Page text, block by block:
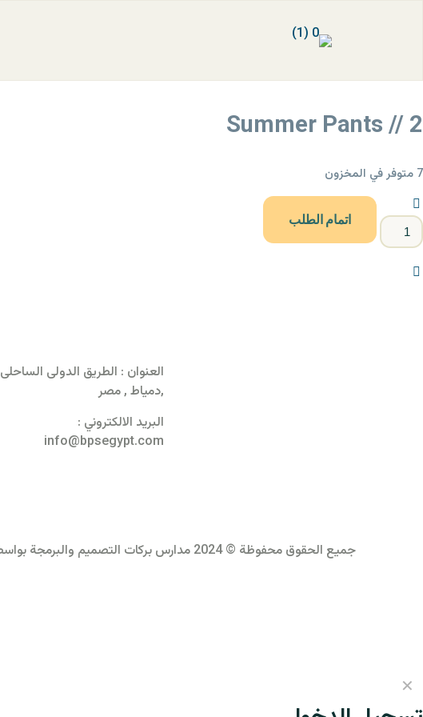
Summer Pants // 2
7 متوفر في المخزون
كمية
Summer
Pants
//
اتمام الطلب
العنوان : الطريق الدولى الساحلى
,دمياط , مصر
البريد الالكتروني :
info@bpsegypt.com
جميع الحقوق محفوظة © 2024 مدارس بركات التصميم والبرمجة بواسطة
✕